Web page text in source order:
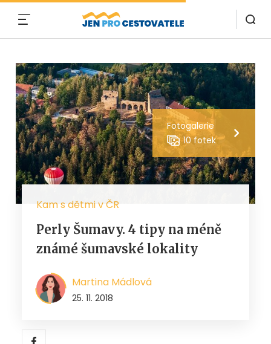
Fotogalerie
10 fotek
Kam s dětmi v ČR
Perly Šumavy. 4 tipy na méně
známé šumavské lokality
Martina Mádlová
25. 11. 2018